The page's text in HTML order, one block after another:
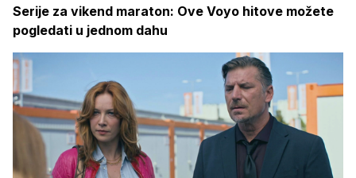
Serije za vikend maraton: Ove Voyo hitove možete
pogledati u jednom dahu